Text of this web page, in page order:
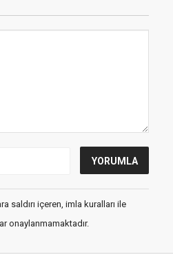
saldırı içeren, imla kuralları ile
onaylanmamaktadır.